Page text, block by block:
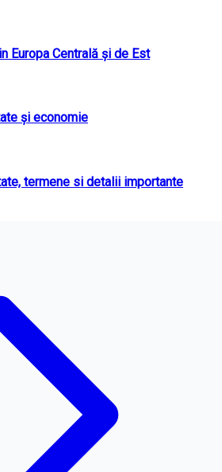
Europa Centrală și de Est
și economie
termene si detalii importante